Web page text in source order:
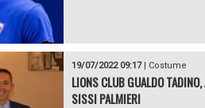
19/07/2022 09:17| Costume
LIONS CLUB GUALDO
SISSI PALMIERI